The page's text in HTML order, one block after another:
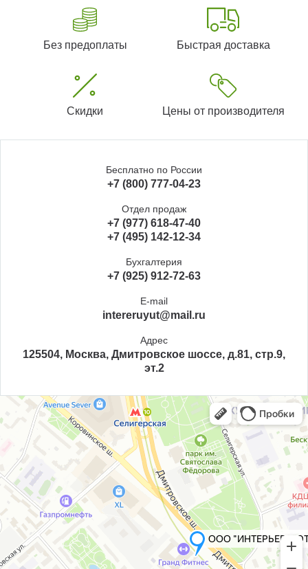
Без предоплаты Быстрая доставка
Скидки Цены от производителя
Бесплатно по России
+7 (800) 777-04-23
Отдел продаж
+7 (977) 618-47-40
+7 (495) 142-12-34
Бухгалтерия
+7 (925) 912-72-63
E-mail
intereruyut@mail.ru
Адрес
125504, Москва, Дмитровское шоссе, д.81, стр.9,
эт.2